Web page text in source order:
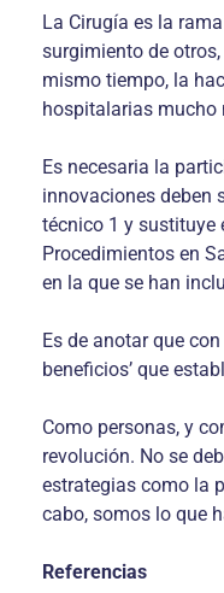
La Cirugía es la
surgimiento de
mismo tiempo, la
hospitalarias mucho
Es necesaria la
innovaciones deben
técnico 1 y sustituye
Procedimientos en
en la que se han
Es de anotar que
beneficios’ que
Como personas, y
revolución. No se
estrategias como la
cabo, somos lo que
Referencias